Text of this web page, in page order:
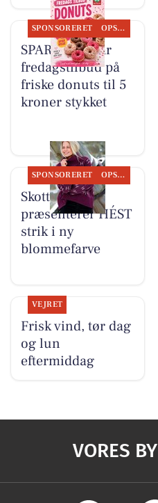
SPONSORERET OPSLAGSTAVLEN
SPAR Visse har
fredagstilbud på
friske donuts til 5
kroner stykket
SPONSORERET OPSLAGSTAVLEN
Skott Aalborg
præsenterer HÉST
strik i ny
blommefarve
VEJRET
Frisk vind, tør dag
og lun
eftermiddag
VORES BY